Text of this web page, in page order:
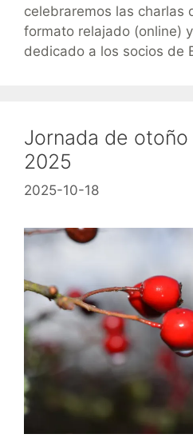
celebraremos las charlas
formato relajado (online)
dedicado a los socios de
Jornada de otoño
2025
2025-10-18